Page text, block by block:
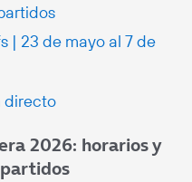
| 23 de mayo al 7 de
directo
2026: horarios y